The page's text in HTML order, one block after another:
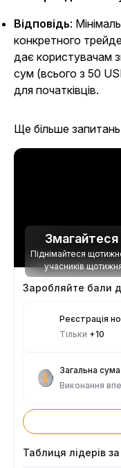
Відповідь:
конкретного
дає користувачам
сум (всього з 50
для початківців.
Ще більше
Змагайтеся
Піднімайтеся
учасників
Заробляйте бали
Реєстрація
Тільки +10
Загальна
Виконання
Таблиця лідерів